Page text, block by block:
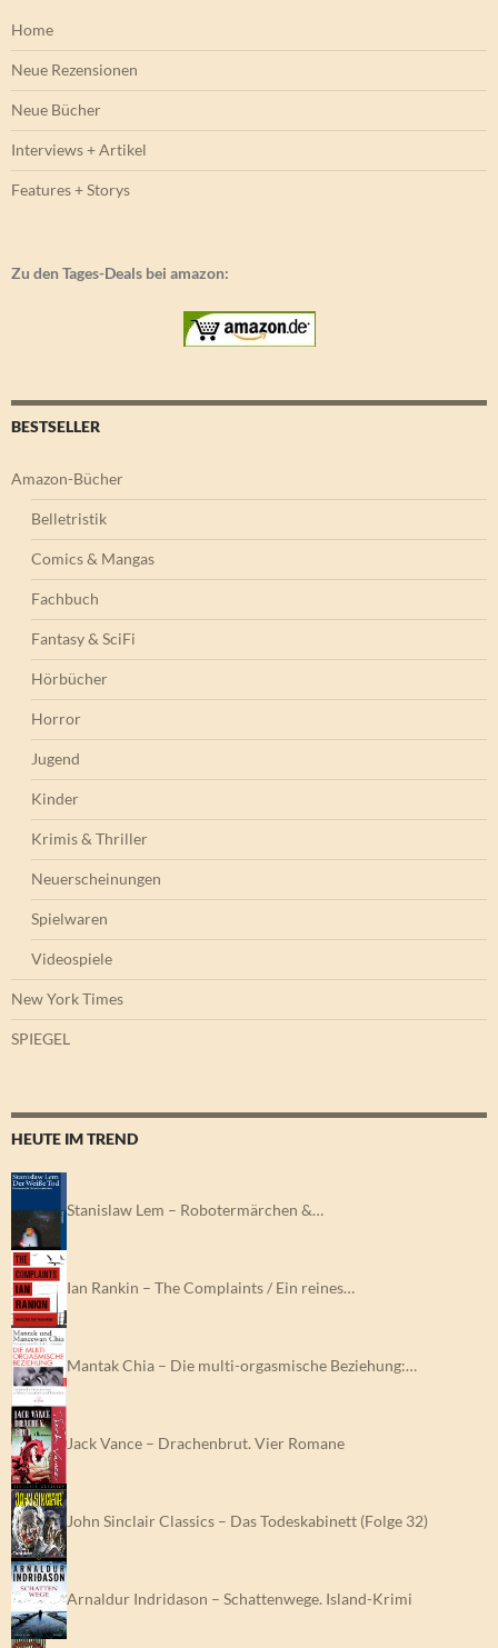
Home
Neue Rezensionen
Neue Bücher
Interviews + Artikel
Features + Storys
Zu den Tages-Deals bei amazon:
BESTSELLER
Amazon-Bücher
Belletristik
Comics & Mangas
Fachbuch
Fantasy & SciFi
Hörbücher
Horror
Jugend
Kinder
Krimis & Thriller
Neuerscheinungen
Spielwaren
Videospiele
New York Times
SPIEGEL
HEUTE IM TREND
Stanislaw Lem – Robotermärchen &…
Ian Rankin – The Complaints / Ein reines…
Mantak Chia – Die multi-orgasmische Beziehung:…
Jack Vance – Drachenbrut. Vier Romane
John Sinclair Classics – Das Todeskabinett (Folge 32)
Arnaldur Indridason – Schattenwege. Island-Krimi